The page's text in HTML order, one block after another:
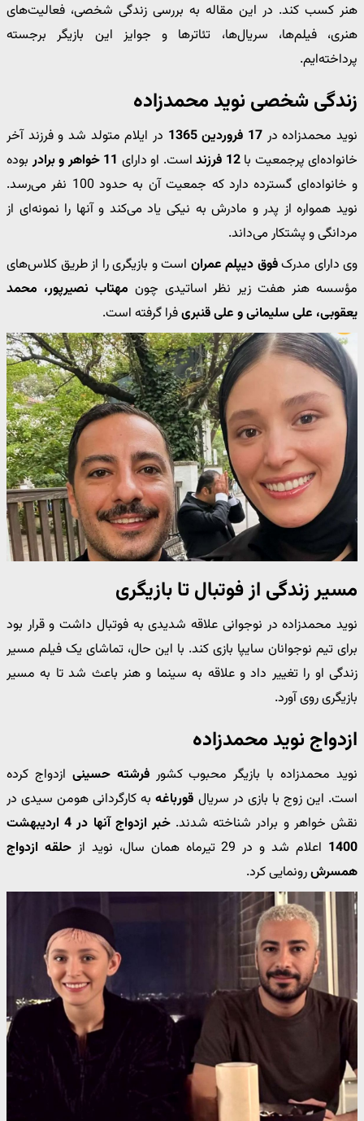
هنر کسب کند. در این مقاله به بررسی زندگی شخصی، فعالیت‌های
هنری، فیلم‌ها، سریال‌ها، تئاترها و جوایز این بازیگر برجسته
پرداخته‌ایم.
زندگی شخصی نوید محمدزاده
نوید محمدزاده در 17 فروردین 1365
در ایلام متولد شد و فرزند آخر
خانواده‌ای پرجمعیت با12 فرزند است. او دارای 11 خواهر و برادر
بوده
و خانواده‌ای گسترده دارد که جمعیت آن به حدود 100 نفر می‌رسد.
نوید همواره از پدر و مادرش به نیکی یاد می‌کند و آنها را نمونه‌ای از
مردانگی و پشتکار می‌داند.
وی دارای مدرکفوق دیپلم عمران است و بازیگری را از طریق کلاس‌های
مؤسسه هنر هفت زیر نظر اساتیدی چون مهتاب نصیرپور، محمد
یعقوبی، علی سلیمانی و علی قنبریفرا گرفته است.
مسیر زندگی از فوتبال تا بازیگری
نوید محمدزاده در نوجوانی علاقه شدیدی به فوتبال داشت و قرار بود
برای تیم نوجوانان سایپا بازی کند. با این حال، تماشای یک فیلم مسیر
زندگی او را تغییر داد و علاقه به سینما و هنر باعث شد تا به مسیر
بازیگری روی آورد.
ازدواج نوید محمدزاده
نوید محمدزاده با بازیگر محبوب کشورفرشته حسینی ازدواج کرده
است. این زوج با بازی در سریال قورباغهبه کارگردانی هومن سیدی در
نقش خواهر و برادر شناخته شدند.
خبر ازدواج آنها در 4 اردیبهشت
1400 اعلام شد و در 29 تیرماه همان سال، نوید از
حلقه ازدواج
همسرشرونمایی کرد.